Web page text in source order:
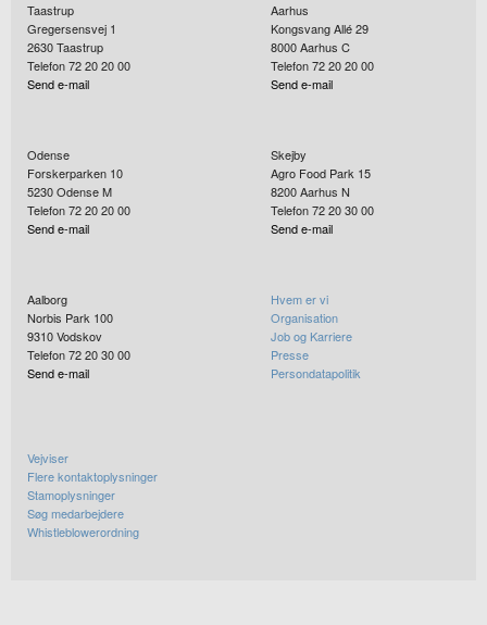
Taastrup
Gregersensvej 1
2630Taastrup
Telefon 72 20 20 00
Send e-mail
Aarhus
Kongsvang Allé 29
8000Aarhus C
Telefon 72 20 20 00
Send e-mail
Odense
Forskerparken 10
5230Odense M
Telefon 72 20 20 00
Send e-mail
Skejby
Agro Food Park 15
8200Aarhus N
Telefon 72 20 30 00
Send e-mail
Aalborg
Norbis Park 100
9310Vodskov
Telefon 72 20 30 00
Send e-mail
Hvem er vi
Organisation
Job og Karriere
Presse
Persondatapolitik
Vejviser
Flere kontaktoplysninger
Stamoplysninger
Søg medarbejdere
Whistleblowerordning